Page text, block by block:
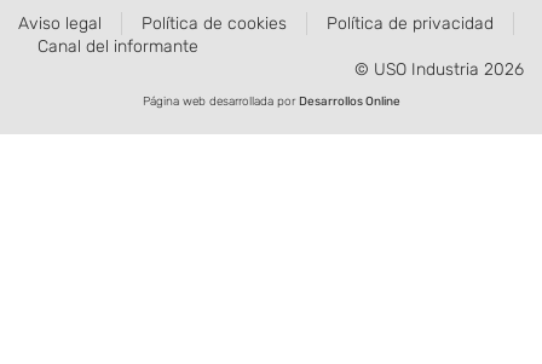
Aviso legal Política de cookies
Política de privacidad
Canal del informante
© USO Industria 2026
Página web desarrollada porDesarrollos Online